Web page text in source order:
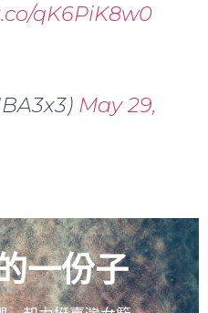
qK6PiK8w0
May 29,
一份子